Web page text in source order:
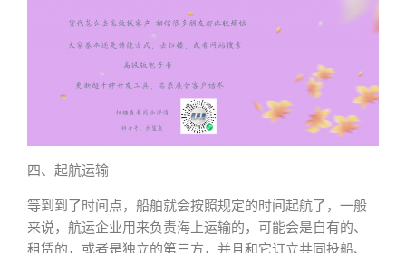
四、起航运输
等到到了时间点，船舶就会按照规定的时间起航了，一般
来说，航运企业用来负责海上运输的，可能会是自有的、
租赁的，或者是独立的第三方，并且和它订立共同投船、